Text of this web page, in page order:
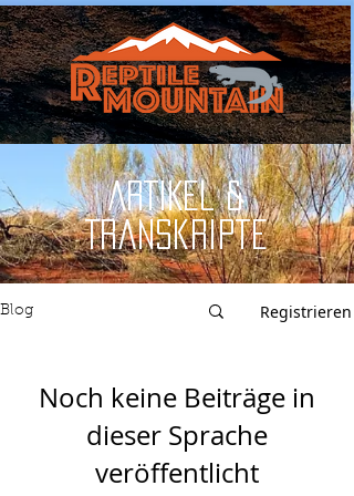
ARTIKEL &
Transkripte
Blog Registrieren
Noch keine Beiträge in
dieser Sprache
veröffentlicht